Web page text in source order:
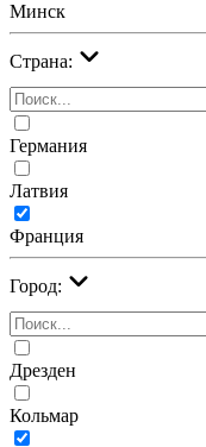
Минск
Страна:
Германия
Латвия
Франция
Город:
Дрезден
Кольмар